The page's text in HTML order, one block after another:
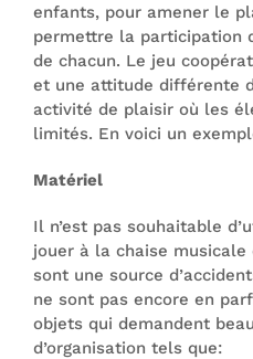
enfants, pour amener le
permettre la participation
de chacun. Le jeu
et une attitude différente
activité de plaisir où les
limités. En voici un
Matériel
Il n’est pas souhaitable
jouer à la chaise
sont une source
ne sont pas encore en
objets qui demandent
d’organisation tels que: